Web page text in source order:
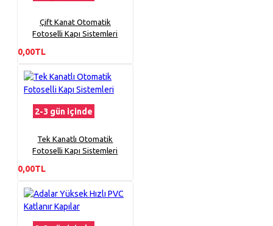
Çift Kanat Otomatik
Fotoselli Kapı Sistemleri
0,00TL
2-3 gün içinde
Tek Kanatlı Otomatik
Fotoselli Kapı Sistemleri
0,00TL